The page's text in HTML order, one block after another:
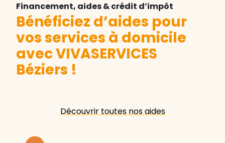
Financement, aides & crédit d’impôt
Bénéficiez d’aides pour
vos services à domicile
avec VIVASERVICES
Béziers !
Découvrir toutes nos aides